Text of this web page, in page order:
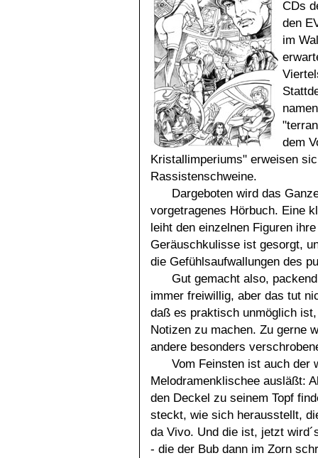
CDs
den
im
dem
Kristallimperiums" erweisen
Rassistenschweine.
Dargeboten wird das
vorgetragenes Hörbuch. Eine
leiht den einzelnen Figuren
Geräuschkulisse ist gesorgt,
die Gefühlsaufwallungen des
Gut gemacht also,
immer freiwillig, aber das tut
daß es praktisch unmöglich
Notizen zu machen. Zu gerne
andere besonders
Vom Feinsten ist auch der
Melodramenklischee ausläßt:
den Deckel zu seinem Topf
steckt, wie sich herausstellt,
da Vivo. Und die ist, jetzt
- die der Bub dann im Zorn